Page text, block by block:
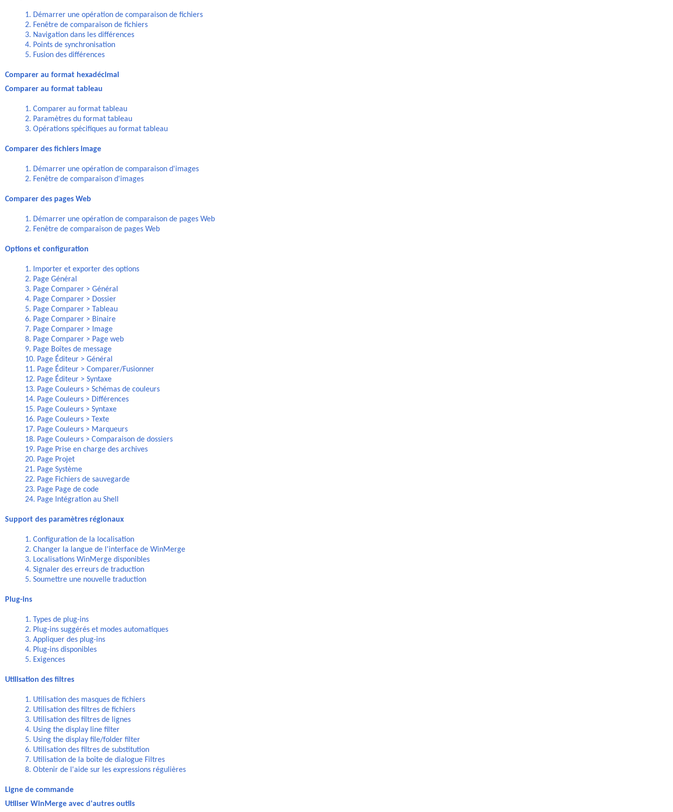
1. Démarrer une opération de comparaison de fichiers
2. Fenêtre de comparaison de fichiers
3. Navigation dans les différences
4. Points de synchronisation
5. Fusion des différences
Comparer au format hexadécimal
Comparer au format tableau
1. Comparer au format tableau
2. Paramètres du format tableau
3. Opérations spécifiques au format tableau
Comparer des fichiers image
1. Démarrer une opération de comparaison d'images
2. Fenêtre de comparaison d'images
Comparer des pages Web
1. Démarrer une opération de comparaison de pages Web
2. Fenêtre de comparaison de pages Web
Options et configuration
1. Importer et exporter des options
2. Page Général
3. Page Comparer > Général
4. Page Comparer > Dossier
5. Page Comparer > Tableau
6. Page Comparer > Binaire
7. Page Comparer > Image
8. Page Comparer > Page web
9. Page Boîtes de message
10. Page Éditeur > Général
11. Page Éditeur > Comparer/Fusionner
12. Page Éditeur > Syntaxe
13. Page Couleurs > Schémas de couleurs
14. Page Couleurs > Différences
15. Page Couleurs > Syntaxe
16. Page Couleurs > Texte
17. Page Couleurs > Marqueurs
18. Page Couleurs > Comparaison de dossiers
19. Page Prise en charge des archives
20. Page Projet
21. Page Système
22. Page Fichiers de sauvegarde
23. Page Page de code
24. Page Intégration au Shell
Support des paramètres régionaux
1. Configuration de la localisation
2. Changer la langue de l'interface de WinMerge
3. Localisations WinMerge disponibles
4. Signaler des erreurs de traduction
5. Soumettre une nouvelle traduction
Plug-ins
1. Types de plug-ins
2. Plug-ins suggérés et modes automatiques
3. Appliquer des plug-ins
4. Plug-ins disponibles
5. Exigences
Utilisation des filtres
1. Utilisation des masques de fichiers
2. Utilisation des filtres de fichiers
3. Utilisation des filtres de lignes
4. Using the display line filter
5. Using the display file/folder filter
6. Utilisation des filtres de substitution
7. Utilisation de la boîte de dialogue Filtres
8. Obtenir de l'aide sur les expressions régulières
Ligne de commande
Utiliser WinMerge avec d'autres outils